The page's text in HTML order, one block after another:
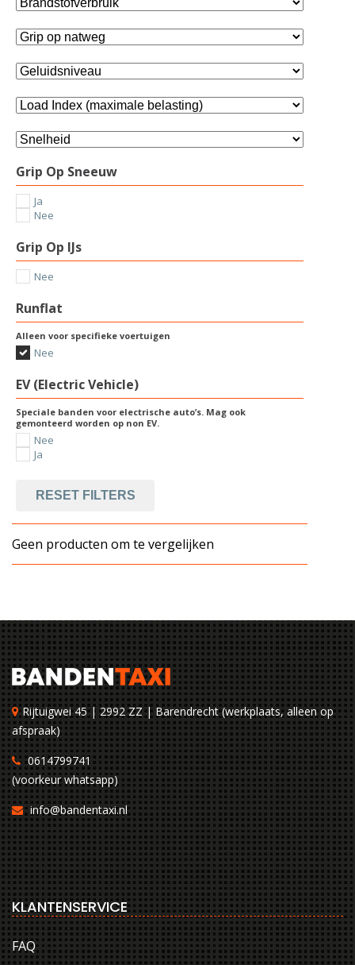
Grip Op Sneeuw
Ja
Nee
Grip Op IJs
Nee
Runflat
Alleen voor specifieke voertuigen
Nee
EV (Electric Vehicle)
Speciale banden voor electrische auto’s. Mag ook
gemonteerd worden op non EV.
Nee
Ja
RESET FILTERS
Geen producten om te vergelijken
Rijtuigwei 45 | 2992 ZZ | Barendrecht (werkplaats, alleen op
afspraak)
0614799741
(voorkeur whatsapp)
info@bandentaxi.nl
KLANTENSERVICE
FAQ